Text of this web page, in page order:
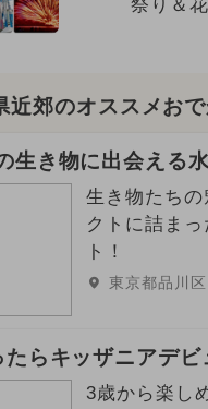
祭り＆
近郊のオススメお
生き物に出会える
生き物たち
クトに詰まっ
ト！
東京都品川区
らキッザニアデビ
3歳から楽し